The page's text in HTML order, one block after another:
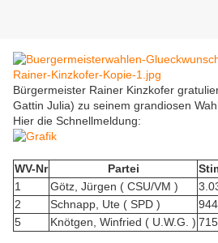
Bürgermeister Rainer Kinzkofer
Gattin Julia) zu seinem grandiosen
Hier die Schnellmeldung:
WV-Nr Partei
1
Götz, Jürgen ( CSU/VM )
2
Schnapp, Ute ( SPD ) 944
5
Knötgen, Winfried ( U.W.G. ) 715